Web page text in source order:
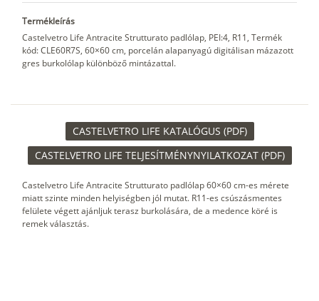
Termékleírás
Castelvetro Life Antracite Strutturato padlólap, PEI:4, R11, Termék
kód: CLE60R7S, 60×60 cm, porcelán alapanyagú digitálisan mázazott
gres burkolólap különböző mintázattal.
CASTELVETRO LIFE KATALÓGUS (PDF)
CASTELVETRO LIFE TELJESÍTMÉNYNYILATKOZAT (PDF)
Castelvetro Life Antracite Strutturato padlólap 60×60 cm-es mérete
miatt szinte minden helyiségben jól mutat. R11-es csúszásmentes
felülete végett ajánljuk terasz burkolására, de a medence köré is
remek választás.